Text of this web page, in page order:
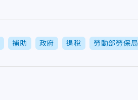
補助 政府 退稅 勞動部勞保局